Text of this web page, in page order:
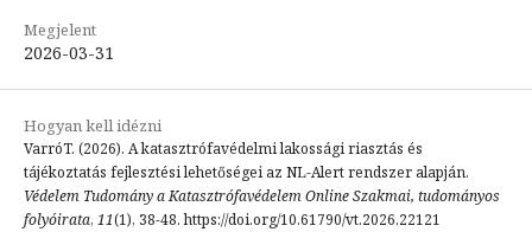
Megjelent
2026-03-31
Hogyan kell idézni
VarróT. (2026). A katasztrófavédelmi lakossági riasztás és
tájékoztatás fejlesztési lehetőségei az NL-Alert rendszer alapján.
Védelem Tudomány a Katasztrófavédelem Online Szakmai, tudományos
folyóirata, 11(1), 38-48. https://doi.org/10.61790/vt.2026.22121